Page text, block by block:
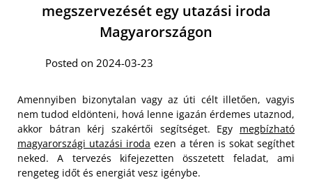
megszervezését egy utazási iroda
Magyarországon
Posted on 2024-03-23
Amennyiben bizonytalan vagy az úti célt illetően, vagyis
nem tudod eldönteni, hová lenne igazán érdemes utaznod,
akkor bátran kérj szakértői segítséget. Egy megbízható
magyarországi utazási iroda ezen a téren is sokat segíthet
neked. A tervezés kifejezetten összetett feladat, ami
rengeteg időt és energiát vesz igénybe.